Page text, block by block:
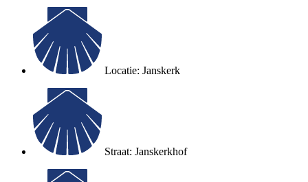
Locatie: Janskerk
Straat: Janskerkhof